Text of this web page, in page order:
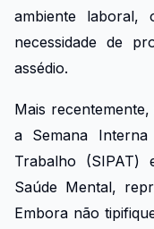
ambiente
necessidade de
assédio.
Mais
a Semana
Trabalho
Saúde Mental,
Embora não